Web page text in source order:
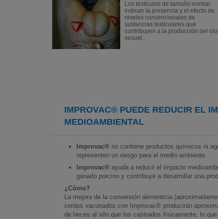
Los testículos de tamaño normal
indican la presencia y el efecto de
niveles convencionales de
sustancias testiculares que
contribuyen a la producción del
sexual..
IMPROVAC® PUEDE REDUCIR EL
MEDIOAMBIENTAL
Improvac® no contiene productos químicos ni
representen un riesgo para el medio ambiente.
Improvac® ayuda a reducir el impacto
ganado porcino y contribuye a desarrollar una
¿Cómo?
La mejora de la conversión alimenticia
cerdos vacunados con Improvac® producirán
de heces al año que los castrados físicamente, lo